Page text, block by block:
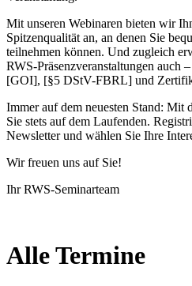
Mit unseren Webinaren bieten wir
Spitzenqualität an, an denen Sie
teilnehmen können. Und zugleich
RWS-Präsenzveranstaltungen auch
[GOI], [§5 DStV-FBRL] und
Immer auf dem neuesten Stand: Mit
Sie stets auf dem Laufenden.
Newsletter und wählen Sie Ihre
Wir freuen uns auf Sie!
Ihr RWS-Seminarteam
Alle Termine